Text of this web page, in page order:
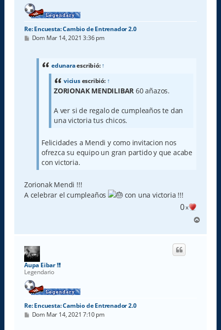
Re: Encuesta: Cambio de Entrenador 2.0
M
Dom Mar 14, 2021 3:36 pm
edunaraescribió:↑
viciusescribió: ↑
ZORIONAK MENDILIBAR 60 añazos.
A ver si de regalo de cumpleaños te dan
una victoria tus chicos.
Felicidades a Mendi y como invitacion nos
ofrezca su equipo un gran partido y que acabe
con victoria.
Zorionak Mendi !!!
A celebrar el cumpleaños
con una victoria !!!
0x
r
Aupa Eibar !!!
Legendario
Re: Encuesta: Cambio de Entrenador 2.0
M
Dom Mar 14, 2021 7:10 pm